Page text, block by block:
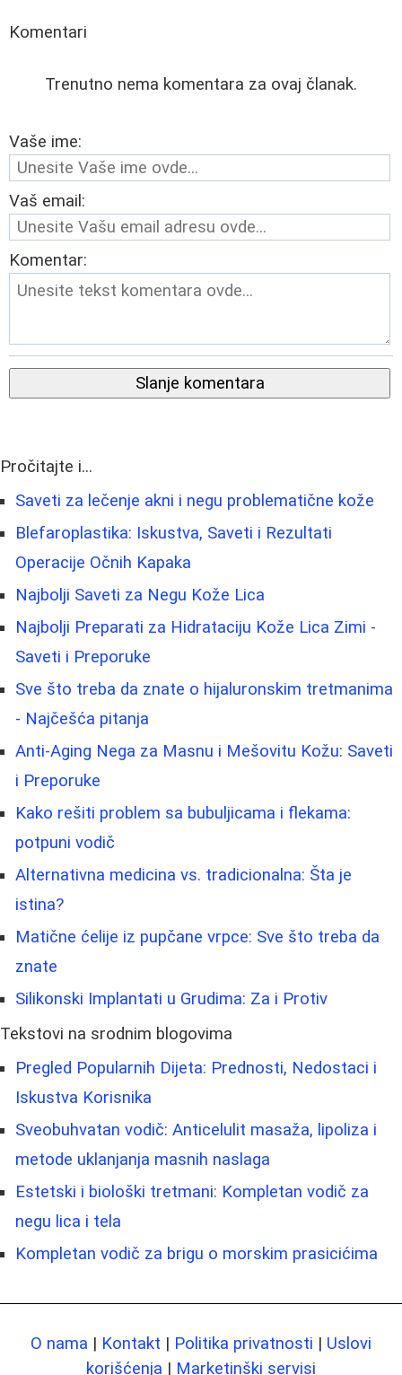
Komentari
Trenutno nema komentara za ovaj članak.
Vaše ime:
Vaš email:
Komentar:
Slanje komentara
Pročitajte i...
Saveti za lečenje akni i negu problematične kože
Blefaroplastika: Iskustva, Saveti i Rezultati
Operacije Očnih Kapaka
Najbolji Saveti za Negu Kože Lica
Najbolji Preparati za Hidrataciju Kože Lica Zimi -
Saveti i Preporuke
Sve što treba da znate o hijaluronskim tretmanima
- Najčešća pitanja
Anti-Aging Nega za Masnu i Mešovitu Kožu: Saveti
i Preporuke
Kako rešiti problem sa bubuljicama i flekama:
potpuni vodič
Alternativna medicina vs. tradicionalna: Šta je
istina?
Matične ćelije iz pupčane vrpce: Sve što treba da
znate
Silikonski Implantati u Grudima: Za i Protiv
Tekstovi na srodnim blogovima
Pregled Popularnih Dijeta: Prednosti, Nedostaci i
Iskustva Korisnika
Sveobuhvatan vodič: Anticelulit masaža, lipoliza i
metode uklanjanja masnih naslaga
Estetski i biološki tretmani: Kompletan vodič za
negu lica i tela
Kompletan vodič za brigu o morskim prasicićima
O nama | Kontakt | Politika privatnosti | Uslovi
korišćenja | Marketinški servisi